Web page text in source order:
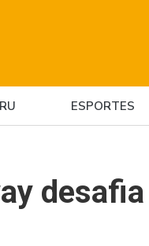
ESPORTES